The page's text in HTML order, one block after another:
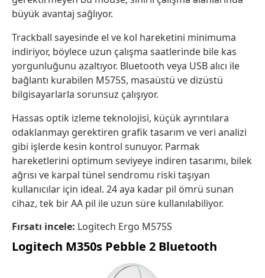
büyük avantaj sağlıyor.
Trackball sayesinde el ve kol hareketini minimuma
indiriyor, böylece uzun çalışma saatlerinde bile kas
yorgunluğunu azaltıyor. Bluetooth veya USB alıcı ile
bağlantı kurabilen M575S, masaüstü ve dizüstü
bilgisayarlarla sorunsuz çalışıyor.
Hassas optik izleme teknolojisi, küçük ayrıntılara
odaklanmayı gerektiren grafik tasarım ve veri analizi
gibi işlerde kesin kontrol sunuyor. Parmak
hareketlerini optimum seviyeye indiren tasarımı, bilek
ağrısı ve karpal tünel sendromu riski taşıyan
kullanıcılar için ideal. 24 aya kadar pil ömrü sunan
cihaz, tek bir AA pil ile uzun süre kullanılabiliyor.
Fırsatı incele: Logitech Ergo M575S
Logitech M350s Pebble 2 Bluetooth